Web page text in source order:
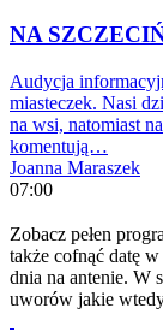
NA
Audycja
miasteczek. Nasi
na wsi, natomiast
komentują…
Joanna Maraszek
07:00
Zobacz pełen
także cofnąć datę
dnia na antenie. W
uworów jakie